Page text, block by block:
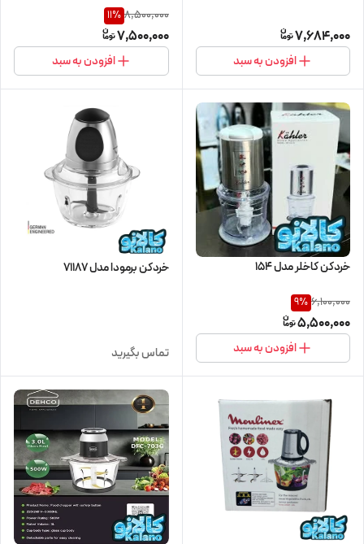
7,684,000
افزودن به سبد
8,500,000
11%
7,500,000
افزودن به سبد
خردکن کاخلر مدل 154
6,100,000
9%
5,500,000
افزودن به سبد
خردکن برمودا مدل 71187
تماس بگیرید